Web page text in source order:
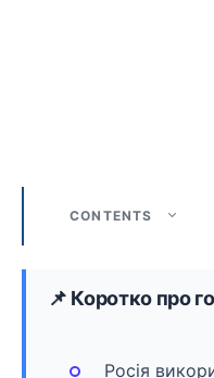
CONTENTS
📌 Коротко про
Росія